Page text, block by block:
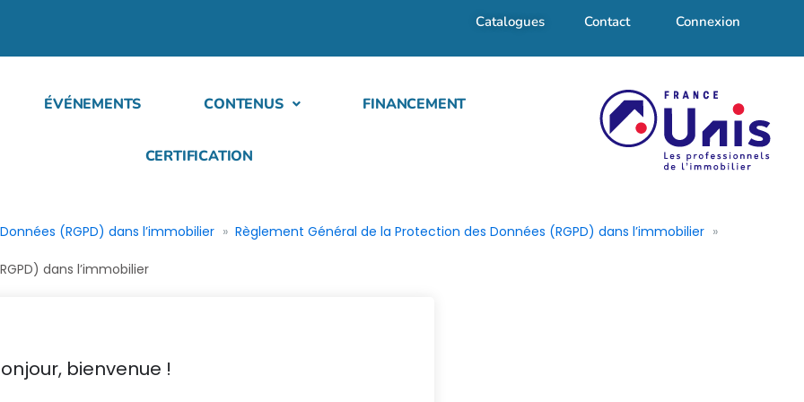
Catalogues Contact Connexion
ÉVÉNEMENTS CONTENUS FINANCEMENT
CERTIFICATION
(RGPD) dans l’immobilier Règlement Général de la Protection des Données (RGPD) dans l’immobilier
dans l’immobilier
bienvenue !